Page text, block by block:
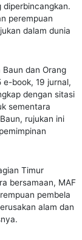
perempuan
dalam dunia
dan Orang
e-book, 19 jurnal,
dengan sitasi
sementara
rujukan ini
Timur
bersamaan, MAF
pembela
alam dan